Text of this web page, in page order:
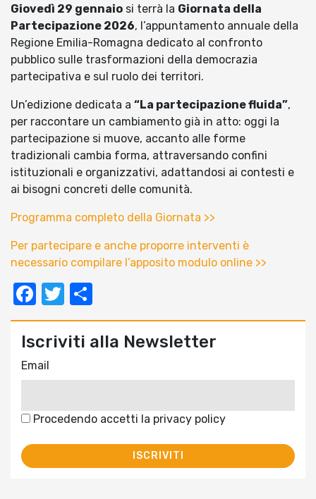
Giovedì 29 gennaio si terrà la Giornata della
Partecipazione 2026, l’appuntamento annuale della
Regione Emilia-Romagna dedicato al confronto
pubblico sulle trasformazioni della democrazia
partecipativa e sul ruolo dei territori.
Un’edizione dedicata a “La partecipazione fluida”,
per raccontare un cambiamento già in atto: oggi la
partecipazione si muove, accanto alle forme
tradizionali cambia forma, attraversando confini
istituzionali e organizzativi, adattandosi ai contesti e
ai bisogni concreti delle comunità.
Programma completo della Giornata >>
Per partecipare e anche proporre interventi è
necessario compilare l’apposito modulo online >>
Facebook
Twitter
Iscriviti alla Newsletter
Email
Procedendo accetti la privacy policy